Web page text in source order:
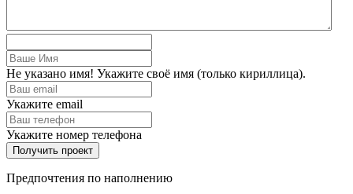
Не указано имя! Укажите своё имя (только кириллица).
Укажите email
Укажите номер телефона
Получить проект
Предпочтения по наполнению